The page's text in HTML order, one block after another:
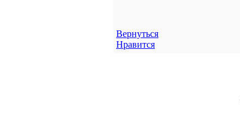
Вернуться
Нравится